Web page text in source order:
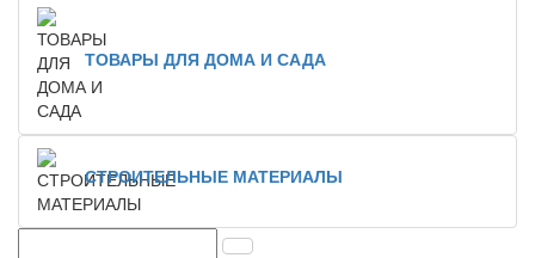
ТОВАРЫ ДЛЯ ДОМА И САДА
СТРОИТЕЛЬНЫЕ МАТЕРИАЛЫ